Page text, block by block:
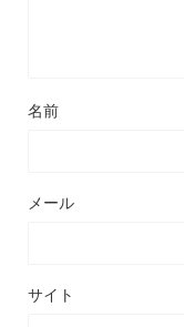
名前
メール
サイト